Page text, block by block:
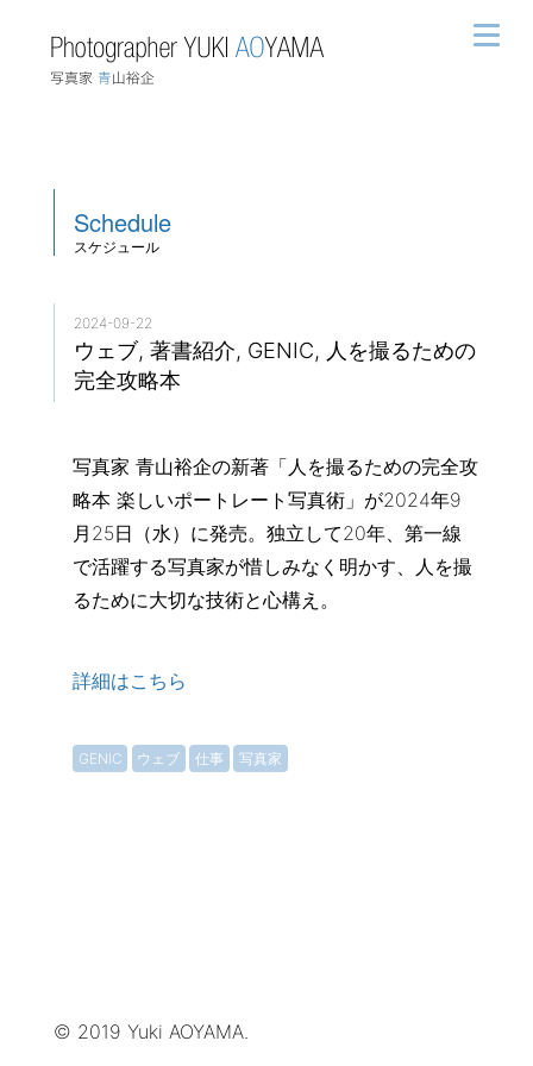
Schedule
スケジュール
2024-09-22
ウェブ, 著書紹介, GENIC, 人を撮るための
完全攻略本
写真家 青山裕企の新著「人を撮るための完全攻
略本 楽しいポートレート写真術」が2024年9
月25日（水）に発売。独立して20年、第一線
で活躍する写真家が惜しみなく明かす、人を撮
るために大切な技術と心構え。
詳細はこちら
GENIC ウェブ 仕事 写真家
© 2019 Yuki AOYAMA.